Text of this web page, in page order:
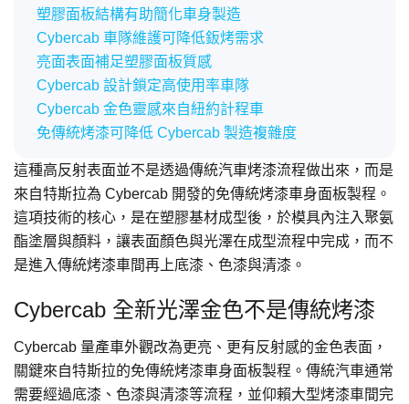
塑膠面板結構有助簡化車身製造
Cybercab 車隊維護可降低鈑烤需求
亮面表面補足塑膠面板質感
Cybercab 設計鎖定高使用率車隊
Cybercab 金色靈感來自紐約計程車
免傳統烤漆可降低 Cybercab 製造複雜度
這種高反射表面並不是透過傳統汽車烤漆流程做出來，而是
來自特斯拉為 Cybercab 開發的免傳統烤漆車身面板製程。
這項技術的核心，是在塑膠基材成型後，於模具內注入聚氨
酯塗層與顏料，讓表面顏色與光澤在成型流程中完成，而不
是進入傳統烤漆車間再上底漆、色漆與清漆。
Cybercab 全新光澤金色不是傳統烤漆
Cybercab 量產車外觀改為更亮、更有反射感的金色表面，
關鍵來自特斯拉的免傳統烤漆車身面板製程。傳統汽車通常
需要經過底漆、色漆與清漆等流程，並仰賴大型烤漆車間完